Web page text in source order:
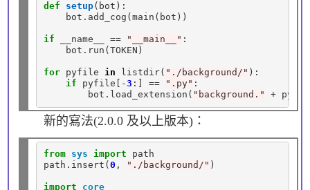
def setup(bot):
    bot.add_cog(main(bot))
if __name__ == "__main__" :
    bot
. run(TOKEN)
for pyfile in listdir( "./background/" ):
if pyfile[ -3 :] == ".py" :
        bot
. load_extension( "background." +
新的寫法(2.0.0 及以上版本)：
from sys import path
path . insert( 0 , "./background/" )
import
core